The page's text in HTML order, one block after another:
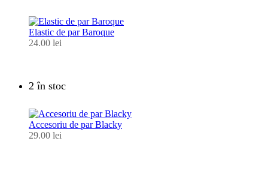
Elastic de par Baroque
24.00 lei
2 în stoc
Accesoriu de par Blacky
29.00 lei